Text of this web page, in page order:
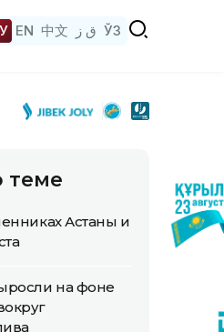
EN 中文 ق ز ЎЗ
теме
Астаны и
на фоне